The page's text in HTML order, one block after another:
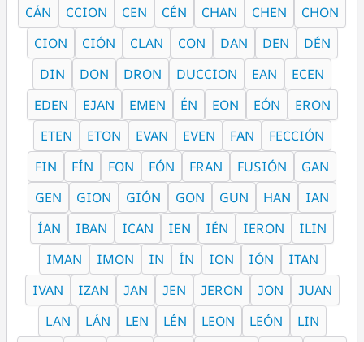
CÁN
CCION CEN CÉN CHAN CHEN
CHON
CION
CIÓN CLAN CON DAN DEN
DÉN
DIN
DON DRON DUCCION EAN
ECEN
EDEN
EJAN EMEN ÉN EON EÓN
ERON
ETEN
ETON EVAN EVEN FAN
FECCIÓN
FIN
FÍN FON FÓN FRAN FUSIÓN
GAN
GEN
GION GIÓN GON GUN HAN
IAN
ÍAN
IBAN ICAN IEN IÉN IERON
ILIN
IMAN
IMON IN ÍN ION IÓN
ITAN
IVAN
IZAN JAN JEN JERON JON
JUAN
LAN
LÁN LEN LÉN LEON LEÓN
LIN